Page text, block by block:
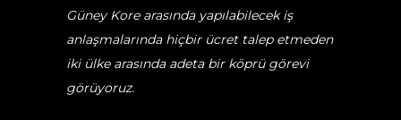
Güney Kore arasında yapılabilecek iş
anlaşmalarında hiçbir ücret talep etmeden
iki ülke arasında adeta bir köprü görevi
görüyoruz.